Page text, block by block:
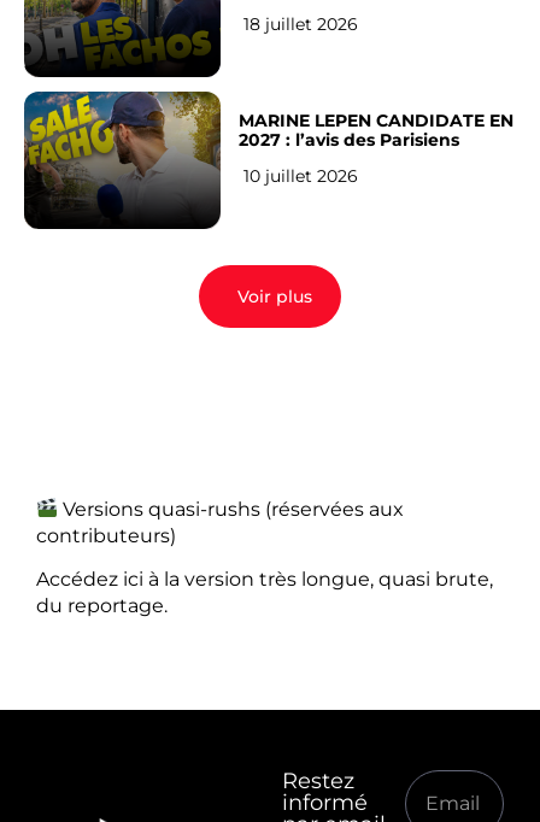
18 juillet 2026
MARINE LEPEN CANDIDATE EN
2027 : l’avis des Parisiens
10 juillet 2026
Voir plus
Versions quasi-rushs (réservées aux
contributeurs)
Accédez ici à la version très longue, quasi brute,
du reportage.
Restez
informé